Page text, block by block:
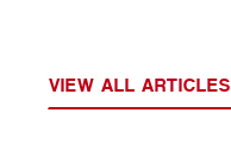
VIEW ALL ARTICLES